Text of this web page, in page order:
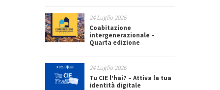
24 Luglio 2026
Coabitazione
intergenerazionale –
Quarta edizione
24 Luglio 2026
Tu CIE l’hai? – Attiva la tua
identità digitale